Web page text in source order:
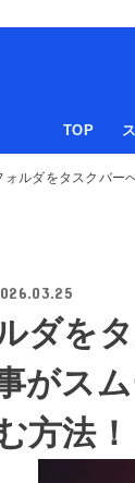
TOP
ォルダをタスクバー
ダを
がス
方法！